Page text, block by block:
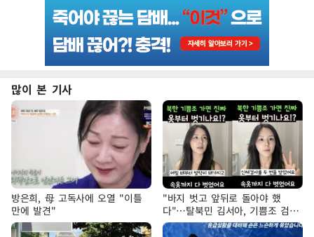
많이 본 기사
방은희, 母 고독사에 오열 "이틀
만에 발견"
"바지 벗고 앞뒤로 돌아야 했
다"…탈북민 김서아, 기쁨조 검사
수치심 회상